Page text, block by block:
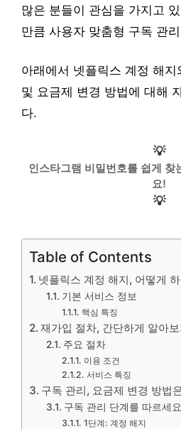
많은 분들이 관심을 가지고
만큼 사용자 맞춤형 구독 관
아래에서 넷플릭스 계정 해지
및 요금제 변경 방법에 대해
다.
💡
인스타그램 비밀번호를 쉽게 찾
요!
💡
Table of Contents
넷플릭스 계정 해지, 어떻게
기본 서비스 정보
핵심 특징
재가입 절차, 간단하게 알아
주요 절차
이용 조건
서비스 특징
구독 관리, 요금제 변경 방법
구독 관리 단계를 따르세요
1단계: 계정 해지